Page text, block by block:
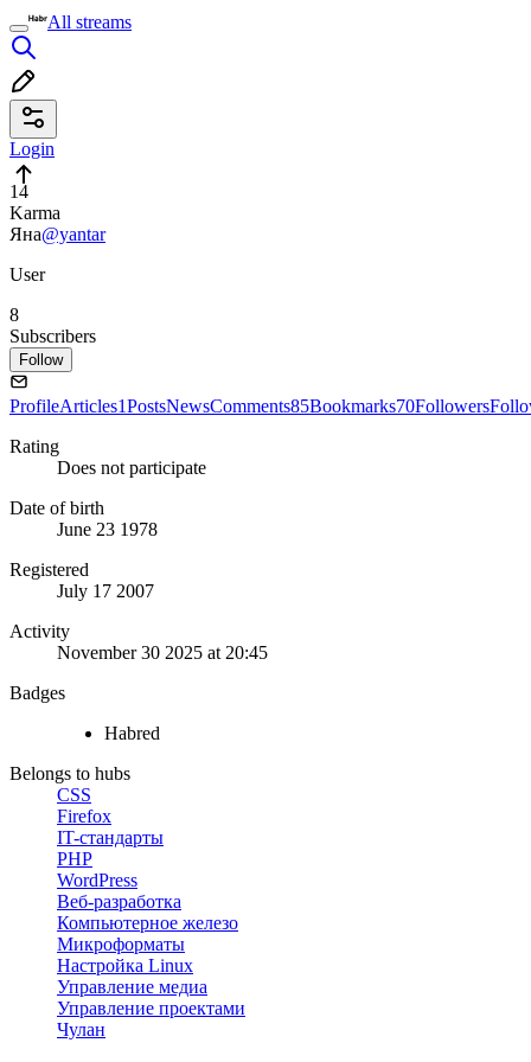
All streams
Login
14
Karma
Яна@yantar
User
8
Subscribers
Follow
ProfileArticles1PostsNewsComments85Bookmarks70Followers
Rating
Does not participate
Date of birth
June 23 1978
Registered
July 17 2007
Activity
November 30 2025 at 20:45
Badges
Habred
Belongs to hubs
CSS
Firefox
IT-стандарты
PHP
WordPress
Веб-разработка
Компьютерное железо
Микроформаты
Настройка Linux
Управление медиа
Управление проектами
Чулан